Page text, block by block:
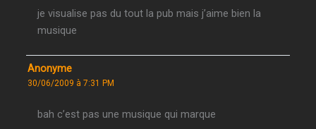
je visualise pas du tout la pub mais j’aime bien la
musique
Anonyme
30/06/2009 à 7:31 PM
bah c’est pas une musique qui marque